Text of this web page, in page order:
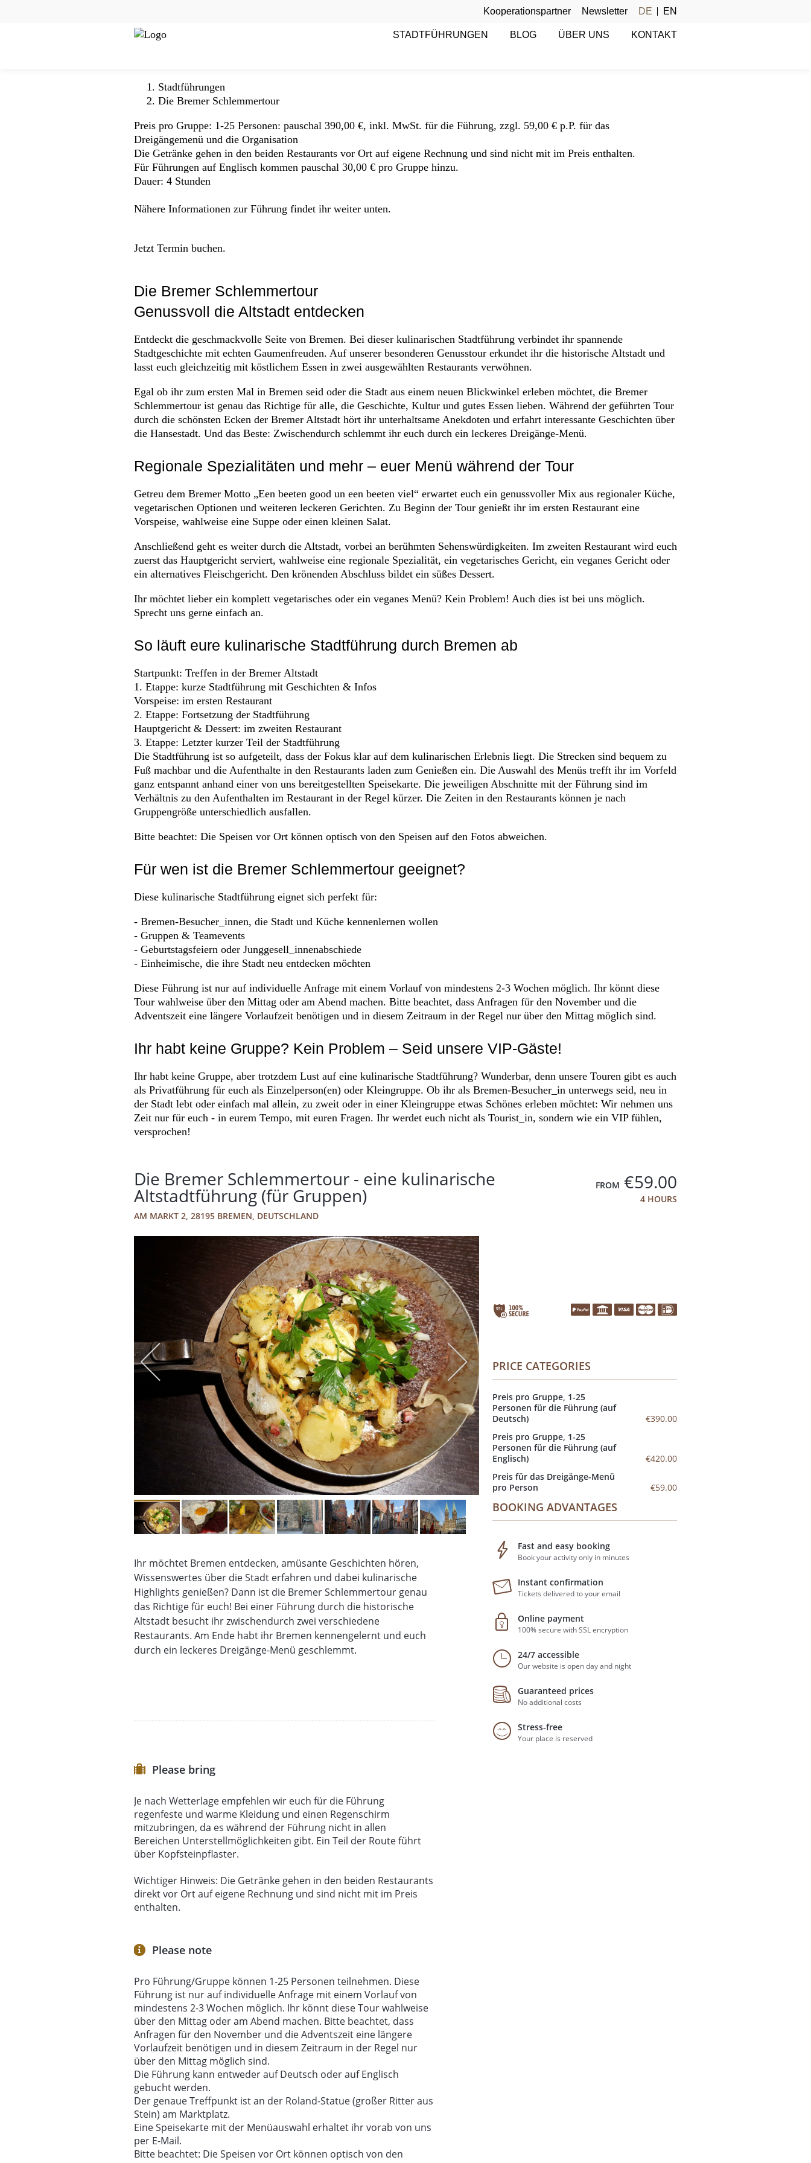
Kooperationspartner Newsletter DE EN
STADTFÜHRUNGEN BLOG ÜBER UNS KONTAKT
MENU
Die Bremer Schlemmertour
Stadtführungen
Die Bremer Schlemmertour
Preis pro Gruppe: 1-25 Personen: pauschal 390,00 €, inkl. MwSt. für die Führung, zzgl. 59,00 € p.P. für das
Dreigängemenü und die Organisation
Die Getränke gehen in den beiden Restaurants vor Ort auf eigene Rechnung und sind nicht mit im Preis enthalten.
Für Führungen auf Englisch kommen pauschal 30,00 € pro Gruppe hinzu.
Dauer: 4 Stunden
Nähere Informationen zur Führung findet ihr weiter unten.
Jetzt Termin buchen.
Die Bremer Schlemmertour
Genussvoll die Altstadt entdecken
Entdeckt die geschmackvolle Seite von Bremen. Bei dieser kulinarischen Stadtführung verbindet ihr spannende
Stadtgeschichte mit echten Gaumenfreuden. Auf unserer besonderen Genusstour erkundet ihr die historische Altstadt und
lasst euch gleichzeitig mit köstlichem Essen in zwei ausgewählten Restaurants verwöhnen.
Egal ob ihr zum ersten Mal in Bremen seid oder die Stadt aus einem neuen Blickwinkel erleben möchtet, die Bremer
Schlemmertour ist genau das Richtige für alle, die Geschichte, Kultur und gutes Essen lieben. Während der geführten Tour
durch die schönsten Ecken der Bremer Altstadt hört ihr unterhaltsame Anekdoten und erfahrt interessante Geschichten über
die Hansestadt. Und das Beste: Zwischendurch schlemmt ihr euch durch ein leckeres Dreigänge-Menü.
Regionale Spezialitäten und mehr – euer Menü während der Tour
Getreu dem Bremer Motto „Een beeten good un een beeten viel“ erwartet euch ein genussvoller Mix aus regionaler Küche,
vegetarischen Optionen und weiteren leckeren Gerichten. Zu Beginn der Tour genießt ihr im ersten Restaurant eine
Vorspeise, wahlweise eine Suppe oder einen kleinen Salat.
Anschließend geht es weiter durch die Altstadt, vorbei an berühmten Sehenswürdigkeiten. Im zweiten Restaurant wird euch
zuerst das Hauptgericht serviert, wahlweise eine regionale Spezialität, ein vegetarisches Gericht, ein veganes Gericht oder
ein alternatives Fleischgericht. Den krönenden Abschluss bildet ein süßes Dessert.
Ihr möchtet lieber ein komplett vegetarisches oder ein veganes Menü? Kein Problem! Auch dies ist bei uns möglich.
Sprecht uns gerne einfach an.
So läuft eure kulinarische Stadtführung durch Bremen ab
Startpunkt: Treffen in der Bremer Altstadt
1. Etappe: kurze Stadtführung mit Geschichten & Infos
Vorspeise: im ersten Restaurant
2. Etappe: Fortsetzung der Stadtführung
Hauptgericht & Dessert: im zweiten Restaurant
3. Etappe: Letzter kurzer Teil der Stadtführung
Die Stadtführung ist so aufgeteilt, dass der Fokus klar auf dem kulinarischen Erlebnis liegt. Die Strecken sind bequem zu
Fuß machbar und die Aufenthalte in den Restaurants laden zum Genießen ein. Die Auswahl des Menüs trefft ihr im Vorfeld
ganz entspannt anhand einer von uns bereitgestellten Speisekarte. Die jeweiligen Abschnitte mit der Führung sind im
Verhältnis zu den Aufenthalten im Restaurant in der Regel kürzer. Die Zeiten in den Restaurants können je nach
Gruppengröße unterschiedlich ausfallen.
Bitte beachtet: Die Speisen vor Ort können optisch von den Speisen auf den Fotos abweichen.
Für wen ist die Bremer Schlemmertour geeignet?
Diese kulinarische Stadtführung eignet sich perfekt für:
- Bremen-Besucher_innen, die Stadt und Küche kennenlernen wollen
- Gruppen & Teamevents
- Geburtstagsfeiern oder Junggesell_innenabschiede
- Einheimische, die ihre Stadt neu entdecken möchten
Diese Führung ist nur auf individuelle Anfrage mit einem Vorlauf von mindestens 2-3 Wochen möglich. Ihr könnt diese
Tour wahlweise über den Mittag oder am Abend machen. Bitte beachtet, dass Anfragen für den November und die
Adventszeit eine längere Vorlaufzeit benötigen und in diesem Zeitraum in der Regel nur über den Mittag möglich sind.
Ihr habt keine Gruppe? Kein Problem – Seid unsere VIP-Gäste!
Ihr habt keine Gruppe, aber trotzdem Lust auf eine kulinarische Stadtführung? Wunderbar, denn unsere Touren gibt es auch
als Privatführung für euch als Einzelperson(en) oder Kleingruppe. Ob ihr als Bremen-Besucher_in unterwegs seid, neu in
der Stadt lebt oder einfach mal allein, zu zweit oder in einer Kleingruppe etwas Schönes erleben möchtet: Wir nehmen uns
Zeit nur für euch - in eurem Tempo, mit euren Fragen. Ihr werdet euch nicht als Tourist_in, sondern wie ein VIP fühlen,
versprochen!
Die Bremer Schlemmertour - eine kulinarische
Altstadtführung (für Gruppen)
AM MARKT 2, 28195 BREMEN, DEUTSCHLAND
FROM €59.00
4 HOURS
Ihr möchtet Bremen entdecken, amüsante Geschichten hören,
Wissenswertes über die Stadt erfahren und dabei kulinarische
Highlights genießen? Dann ist die Bremer Schlemmertour genau
das Richtige für euch! Bei einer Führung durch die historische
Altstadt besucht ihr zwischendurch zwei verschiedene
Restaurants. Am Ende habt ihr Bremen kennengelernt und euch
durch ein leckeres Dreigänge-Menü geschlemmt.
Please bring
Je nach Wetterlage empfehlen wir euch für die Führung
regenfeste und warme Kleidung und einen Regenschirm
mitzubringen, da es während der Führung nicht in allen
Bereichen Unterstellmöglichkeiten gibt. Ein Teil der Route führt
über Kopfsteinpflaster.
Wichtiger Hinweis: Die Getränke gehen in den beiden Restaurants
direkt vor Ort auf eigene Rechnung und sind nicht mit im Preis
enthalten.
Please note
Pro Führung/Gruppe können 1-25 Personen teilnehmen. Diese
Führung ist nur auf individuelle Anfrage mit einem Vorlauf von
mindestens 2-3 Wochen möglich. Ihr könnt diese Tour wahlweise
über den Mittag oder am Abend machen. Bitte beachtet, dass
Anfragen für den November und die Adventszeit eine längere
Vorlaufzeit benötigen und in diesem Zeitraum in der Regel nur
über den Mittag möglich sind.
Die Führung kann entweder auf Deutsch oder auf Englisch
gebucht werden.
Der genaue Treffpunkt ist an der Roland-Statue (großer Ritter aus
Stein) am Marktplatz.
Eine Speisekarte mit der Menüauswahl erhaltet ihr vorab von uns
per E-Mail.
Bitte beachtet: Die Speisen vor Ort können optisch von den
PRICE CATEGORIES
Preis pro Gruppe, 1-25
Personen für die Führung (auf
Deutsch)
€390.00
Preis pro Gruppe, 1-25
Personen für die Führung (auf
Englisch)
€420.00
Preis für das Dreigänge-Menü
pro Person
€59.00
BOOKING ADVANTAGES
Fast and easy booking
Book your activity only in minutes
Instant confirmation
Tickets delivered to your email
Online payment
100% secure with SSL encryption
24/7 accessible
Our website is open day and night
Guaranteed prices
No additional costs
Stress-free
Your place is reserved